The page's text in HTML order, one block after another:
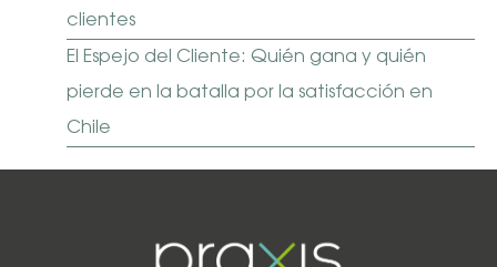
clientes
El Espejo del Cliente: Quién gana y quién
pierde en la batalla por la satisfacción en
Chile